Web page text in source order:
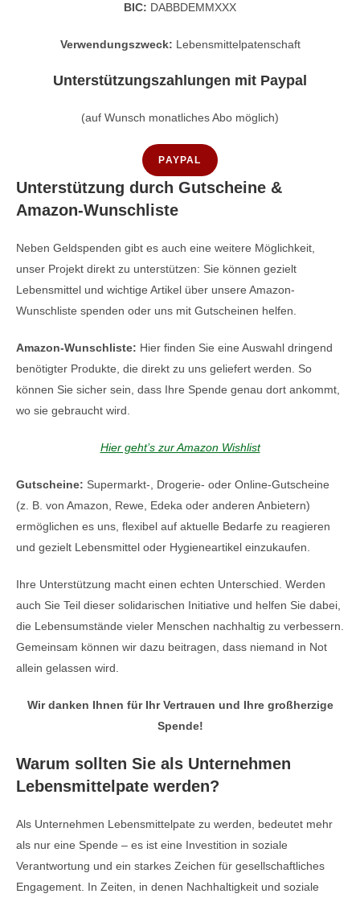
BIC: DABBDEMMXXX
Verwendungszweck: Lebensmittelpatenschaft
Unterstützungszahlungen mit Paypal
(auf Wunsch monatliches Abo möglich)
PAYPAL
Unterstützung durch Gutscheine &
Amazon-Wunschliste
Neben Geldspenden gibt es auch eine weitere Möglichkeit,
unser Projekt direkt zu unterstützen: Sie können gezielt
Lebensmittel und wichtige Artikel über unsere Amazon-
Wunschliste spenden oder uns mit Gutscheinen helfen.
Amazon-Wunschliste: Hier finden Sie eine Auswahl dringend
benötigter Produkte, die direkt zu uns geliefert werden. So
können Sie sicher sein, dass Ihre Spende genau dort ankommt,
wo sie gebraucht wird.
Hier geht’s zur Amazon Wishlist
Gutscheine: Supermarkt-, Drogerie- oder Online-Gutscheine
(z. B. von Amazon, Rewe, Edeka oder anderen Anbietern)
ermöglichen es uns, flexibel auf aktuelle Bedarfe zu reagieren
und gezielt Lebensmittel oder Hygieneartikel einzukaufen.
Ihre Unterstützung macht einen echten Unterschied. Werden
auch Sie Teil dieser solidarischen Initiative und helfen Sie dabei,
die Lebensumstände vieler Menschen nachhaltig zu verbessern.
Gemeinsam können wir dazu beitragen, dass niemand in Not
allein gelassen wird.
Wir danken Ihnen für Ihr Vertrauen und Ihre großherzige
Spende!
Warum sollten Sie als Unternehmen
Lebensmittelpate werden?
Als Unternehmen Lebensmittelpate zu werden, bedeutet mehr
als nur eine Spende – es ist eine Investition in soziale
Verantwortung und ein starkes Zeichen für gesellschaftliches
Engagement. In Zeiten, in denen Nachhaltigkeit und soziale